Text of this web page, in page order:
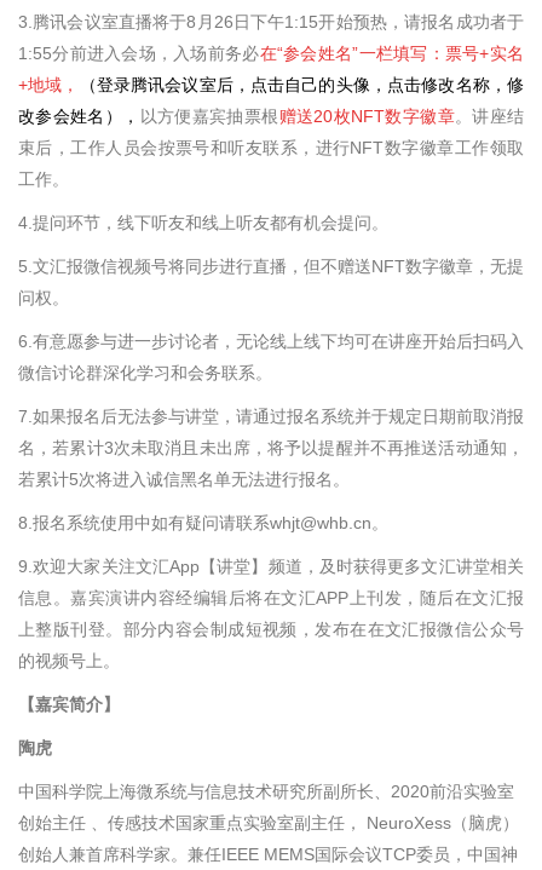
3.腾讯会议室直播将于8 月 26日下午1:15开始预热，请报名成功者于
1:55分前进入会场，入场前务必在“参会姓名”一栏填写：票号+实名
+地域，
（登录腾讯会议室后，点击自己的头像，点击修改名称，修
改参会姓名）， 以方便嘉宾抽票根赠送20枚NFT数字徽章。讲座结
束后，工作人员会按票号和听友联系，进行NFT数字徽章工作领取
工作。
4.提问环节，线下听友和线上听友都有机会提问。
5.文汇报微信视频号将同步进行直播，但不赠送NFT数字徽章，无提
问权。
6.有意愿参与进一步讨论者，无论线上线下均可在讲座开始后扫码入
微信讨论群深化学习和会务联系。
7.如果报名后无法参与讲堂，请通过报名系统并于规定日期前取消报
名，若累计3次未取消且未出席，将予以提醒并不再推送活动通知，
若累计5次将进入诚信黑名单无法进行报名。
8.报名系统使用中如有疑问请联系whjt@whb.cn。
9.欢迎大家关注文汇App 【讲堂】频道，及时获得更多文汇讲堂相关
信息。嘉宾演讲内容经编辑后将在文汇APP 上刊发，随后在文汇报
上整版刊登。部分内容会制成短视频，发布在在文汇报微信公众号
的视频号上。
【嘉宾简介】
陶虎
中国科学院上海微系统与信息技术研究所副所长、 2020前沿实验室
创始主任 、传感技术国家重点实验室副主任，
NeuroXess （脑虎）
创始人兼首席科学家。兼任IEEE MEMS国际会议TCP委员，中国神